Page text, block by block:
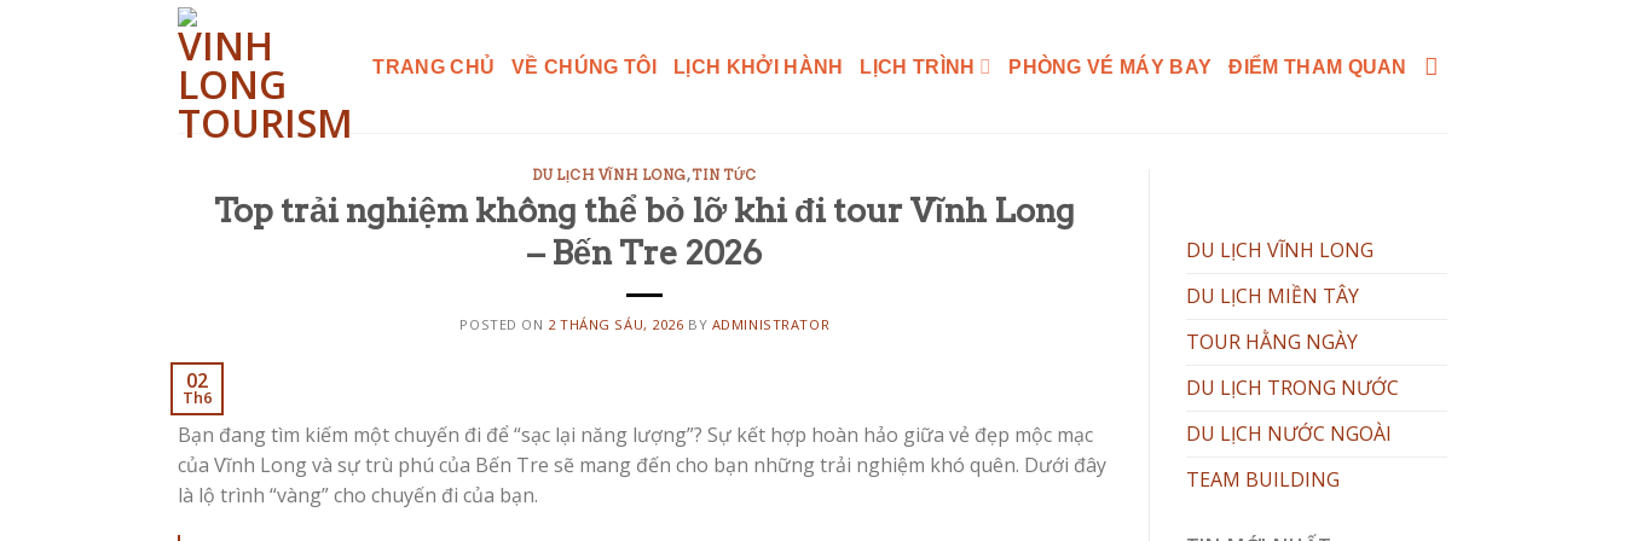
TRANG CHỦ VỀ CHÚNG TÔI LỊCH KHỞI HÀNH LỊCH TRÌNH PHÒNG VÉ MÁY BAY ĐIỂM THAM QUAN
DU LỊCH VĨNH LONG,TIN TỨC
Top trải nghiệm không thể bỏ lỡ khi đi tour Vĩnh Long
– Bến Tre 2026
POSTED ON 2 THÁNG SÁU, 2026 BY ADMINISTRATOR
02
Th6
Bạn đang tìm kiếm một chuyến đi để “sạc lại năng lượng”? Sự kết hợp hoàn hảo giữa vẻ đẹp mộc mạc
của Vĩnh Long và sự trù phú của Bến Tre sẽ mang đến cho bạn những trải nghiệm khó quên. Dưới đây
là lộ trình “vàng” cho chuyến đi của bạn.
DU LỊCH VĨNH LONG
DU LỊCH MIỀN TÂY
TOUR HẰNG NGÀY
DU LỊCH TRONG NƯỚC
DU LỊCH NƯỚC NGOÀI
TEAM BUILDING